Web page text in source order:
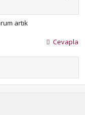
artık
Cevapla